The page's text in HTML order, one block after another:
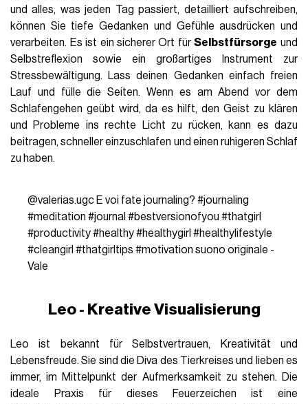
und alles, was jeden Tag passiert, detailliert aufschreiben,
können Sie tiefe Gedanken und Gefühle ausdrücken und
verarbeiten. Es ist ein sicherer Ort fürSelbstfürsorge und
Selbstreflexion sowie ein großartiges Instrument zur
Stressbewältigung. Lass deinen Gedanken einfach freien
Lauf und fülle die Seiten. Wenn es am Abend vor dem
Schlafengehen geübt wird, da es hilft, den Geist zu klären
und Probleme ins rechte Licht zu rücken, kann es dazu
beitragen, schneller einzuschlafen und einen ruhigeren Schlaf
zu haben.
@valerias.ugcE voi fate journaling? #journaling
#meditation #journal #bestversionofyou #thatgirl
#productivity#healthy#healthygirl #healthylifestyle
#cleangirl #thatgirltips #motivation suono originale -
Vale
Leo - Kreative Visualisierung
Leo ist bekannt für Selbstvertrauen, Kreativität und
Lebensfreude. Sie sind die Diva des Tierkreises und lieben es
immer, im Mittelpunkt der Aufmerksamkeit zu stehen. Die
ideale Praxis für dieses Feuerzeichen ist eine